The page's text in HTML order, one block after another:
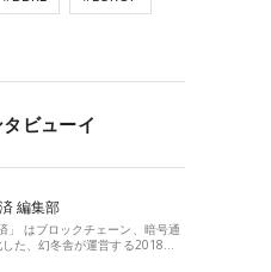
ビューイ
編集部
」 はブロックチェーン、暗号通
た、幻冬舎が運営する2018…